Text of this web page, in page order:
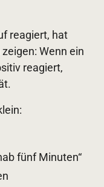
reagiert, hat
Wenn ein
reagiert,
fünf Minuten“